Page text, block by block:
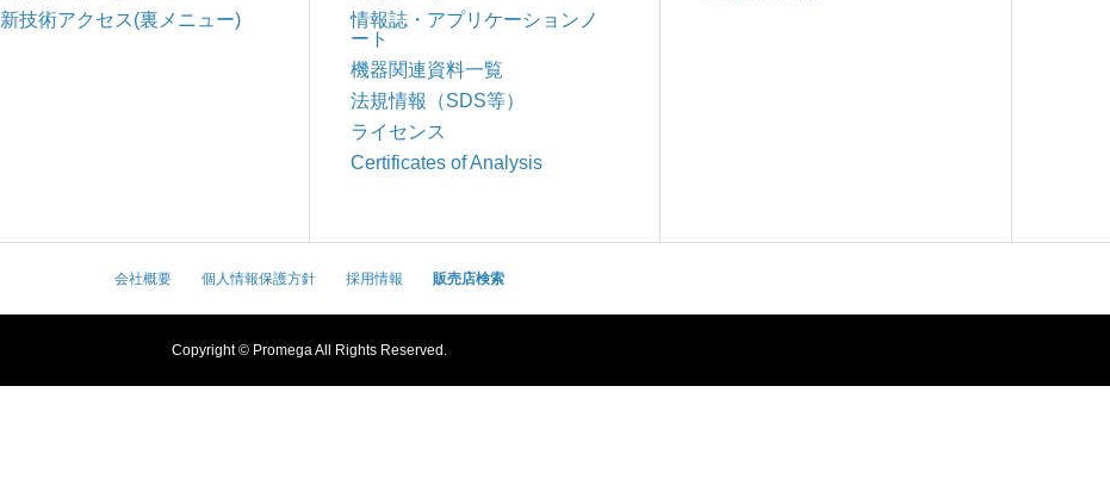
新技術アクセス(裏メニュー)
情報誌・アプリケーションノ
ート
機器関連資料一覧
法規情報（SDS等）
ライセンス
Certificates of Analysis
会社概要 個人情報保護方針 採用情報 販売店検索
Copyright © Promega All Rights Reserved.